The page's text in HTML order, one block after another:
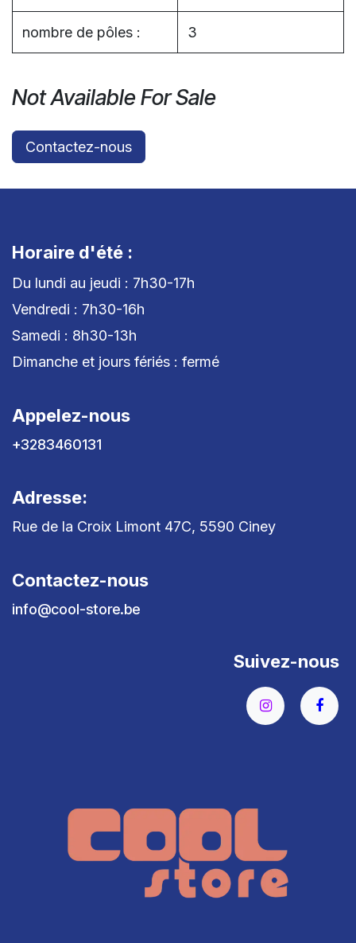
nombre de pôles : 3
Not Available For Sale
Contactez-nous
Horaire d'été :
Du lundi au jeudi : 7h30-17h
Vendredi : 7h30-16h
Samedi : 8h30-13h
Dimanche et jours fériés : fermé
Appelez-nous
+3283460131
Adresse:
Rue de la Croix Limont 47C, 5590 Ciney
Contactez-nous
info@cool-store.be
Suivez-nous